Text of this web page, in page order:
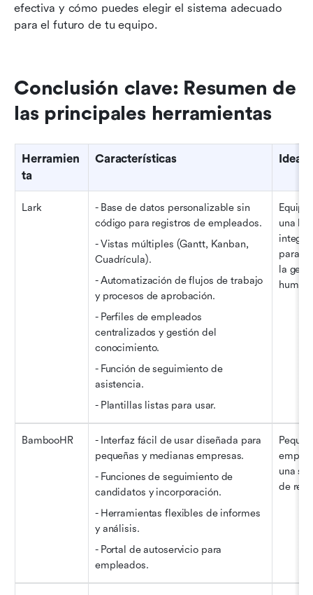
efectiva y cómo puedes elegir el sistema adecuado
para el futuro de tu equipo.
Conclusión clave: Resumen de
las principales herramientas
Herramien
ta
Características Ideal
Lark
- Base de datos personalizable sin
código para registros de empleados.
- Vistas múltiples (Gantt, Kanban,
Cuadrícula).
- Automatización de flujos de trabajo
y procesos de aprobación.
- Perfiles de empleados
centralizados y gestión del
conocimiento.
- Función de seguimiento de
asistencia.
- Plantillas listas para usar.
una
para
la
BambooHR
- Interfaz fácil de usar diseñada para
pequeñas y medianas empresas.
- Funciones de seguimiento de
candidatos y incorporación.
- Herramientas flexibles de informes
y análisis.
- Portal de autoservicio para
empleados.
una
de
Conclusión